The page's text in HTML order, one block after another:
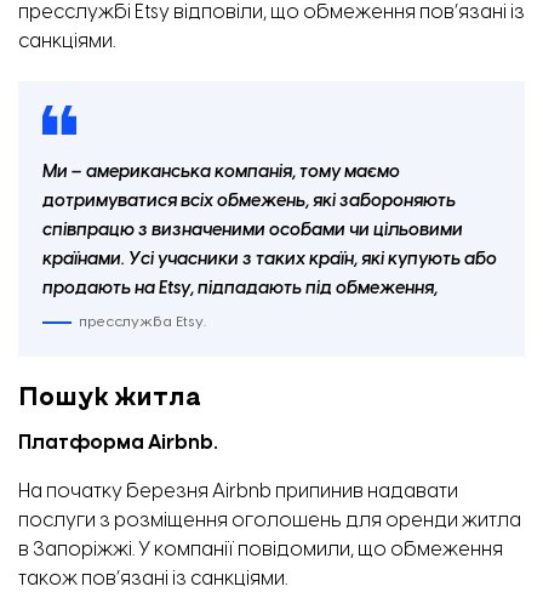
пресслужбі Etsy відповіли, що обмеження пов’язані із
санкціями.
Ми – американська компанія, тому маємо
дотримуватися всіх обмежень, які забороняють
співпрацю з визначеними особами чи цільовими
країнами. Усі учасники з таких країн, які купують або
продають на Etsy, підпадають під обмеження,
пресслужба Etsy.
Пошук житла
Платформа Airbnb.
На початку березня Airbnb припинив надавати
послуги з розміщення оголошень для оренди житла
в Запоріжжі. У компанії повідомили, що обмеження
також пов’язані із санкціями.